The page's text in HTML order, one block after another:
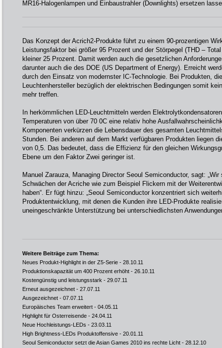
MR16-Halogenlampen und Einbaustrahler (Downlights) ersetzen
Das Konzept der Acrich2-Produkte führt zu einem 90-prozentigen
Leistungsfaktor bei größer 95 Prozent und der Störpegel (THD –
kleiner 25 Prozent. Damit werden auch die gesetzlichen
darunter auch die des DOE (US Department of Energy). Erreicht
durch den Einsatz von modernster IC-Technologie. Bei Produkten,
Leuchtenhersteller bezüglich der elektrischen Bedingungen somit
mehr treffen.
In herkömmlichen LED-Leuchtmitteln werden
Temperaturen von über 70 0C eine relativ hohe
Komponenten verkürzen die Lebensdauer des gesamten
Stunden. Bei anderen auf dem Markt verfügbaren Produkten liegen
von 0,5. Das bedeutet, dass die Effizienz für den gleichen
Ebene um den Faktor Zwei geringer ist.
Manuel Zarauza, Managing Director Seoul Semiconductor, sagt:
Schwächen der Acriche wie zum Beispiel Flickern mit der
haben“. Er fügt hinzu: „Seoul Semiconductor konzentriert sich
Produktentwicklung, mit denen die Kunden ihre LED-Produkte
uneingeschränkte Unterstützung bei unterschiedlichsten
Weitere Beiträge zum Thema:
Neues Produkt-Highlight in der Z5-Serie - 28.10.11
Produktionskapazität um 400 Prozent erhöht - 26.10.11
Kostengünstig und leistungsstark - 29.07.11
Erneut ausgezeichnet - 27.07.11
Ausgezeichnet - 07.07.11
Europäisches Team erweitert - 04.05.11
Highlight für Osterreisende - 24.04.11
Neue Hochleistungs-LEDs - 23.03.11
High Brightness-LEDs Produktoffensive - 20.01.11
Seoul Semiconductor setzt die Asian Games 2010 ins rechte Licht - 28.12.10